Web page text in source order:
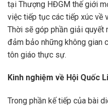
tại Thượng HĐGM thế giới
việc tiếp tục các tiếp xúc về
Thời sẽ góp phần giải quyết
đảm bảo những không gian
tôn giáo thực sự.
Kinh nghiệm về Hội Quốc
Trong phần kế tiếp của bài